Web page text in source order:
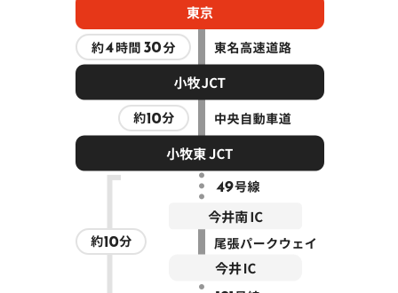
プライバシーポリシー